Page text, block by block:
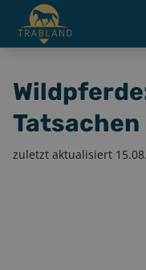
Tatsachen
zuletzt aktualisiert